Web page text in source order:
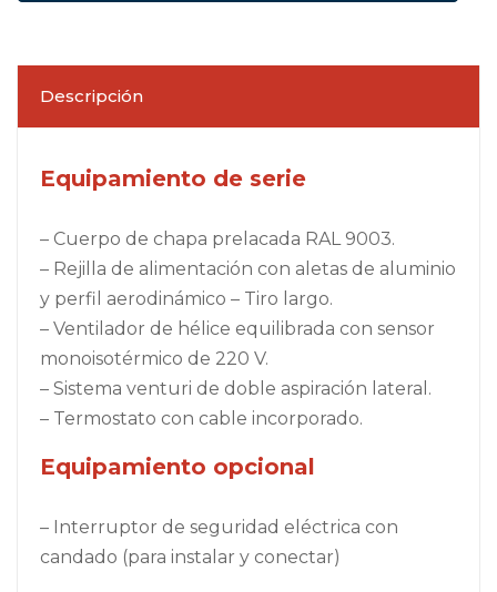
Descripción
Equipamiento de serie
– Cuerpo de chapa prelacada RAL 9003.
– Rejilla de alimentación con aletas de aluminio
y perfil aerodinámico – Tiro largo.
– Ventilador de hélice equilibrada con sensor
monoisotérmico de 220 V.
– Sistema venturi de doble aspiración lateral.
– Termostato con cable incorporado.
Equipamiento opcional
– Interruptor de seguridad eléctrica con
candado (para instalar y conectar)